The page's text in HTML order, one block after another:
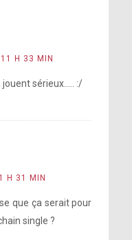
H 33 MIN
sérieux….. :/
H 31 MIN
que ça serait pour
single ?